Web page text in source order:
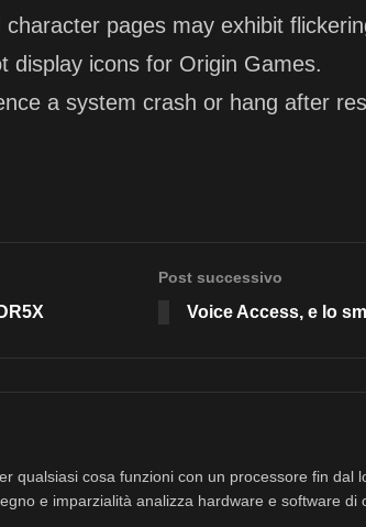
pages may exhibit
display icons for Origin Games.
a system crash or hang after
Post successivo
Voice Access, e lo
qualsiasi cosa funzioni con un processore fin
e imparzialità analizza hardware e software